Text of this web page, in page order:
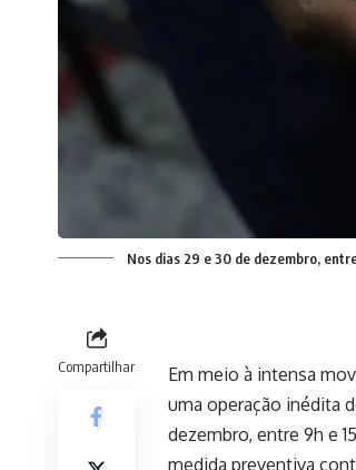
Nos dias 29 e 30 de dezembro,
Compartilhar
Em meio à intensa
uma operação inédita
dezembro, entre 9h e
medida preventiva